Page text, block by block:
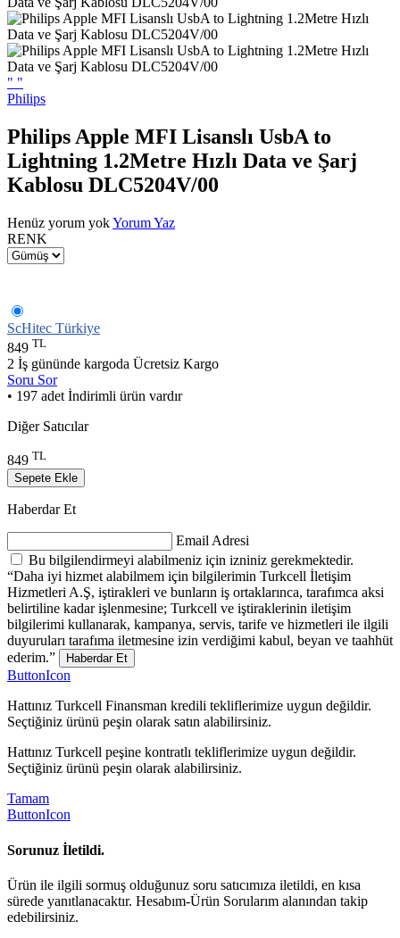
" "
Philips
Philips Apple MFI Lisanslı UsbA to
Lightning 1.2Metre Hızlı Data ve Şarj
Kablosu DLC5204V/00
Henüz yorum yokYorum Yaz
RENK
ScHitec Türkiye
849 TL
2 İş gününde kargoda Ücretsiz Kargo
Soru Sor
• 197 adet İndirimli ürün vardır
Diğer Satıcılar
849 TL
Sepete Ekle
Haberdar Et
Email Adresi
Bu bilgilendirmeyi alabilmeniz için izniniz gerekmektedir.
“Daha iyi hizmet alabilmem için bilgilerimin Turkcell İletişim
Hizmetleri A.Ş, iştirakleri ve bunların iş ortaklarınca, tarafımca aksi
belirtiline kadar işlenmesine; Turkcell ve iştiraklerinin iletişim
bilgilerimi kullanarak, kampanya, servis, tarife ve hizmetleri ile ilgili
duyuruları tarafıma iletmesine izin verdiğimi kabul, beyan ve taahhüt
ederim.”
Haberdar Et
ButtonIcon
Hattınız Turkcell Finansman kredili tekliflerimize uygun değildir.
Seçtiğiniz ürünü peşin olarak satın alabilirsiniz.
Hattınız Turkcell peşine kontratlı tekliflerimize uygun değildir.
Seçtiğiniz ürünü peşin olarak alabilirsiniz.
Tamam
ButtonIcon
Sorunuz İletildi.
Ürün ile ilgili sormuş olduğunuz soru satıcımıza iletildi, en kısa
sürede yanıtlanacaktır. Hesabım-Ürün Sorularım alanından takip
edebilirsiniz.